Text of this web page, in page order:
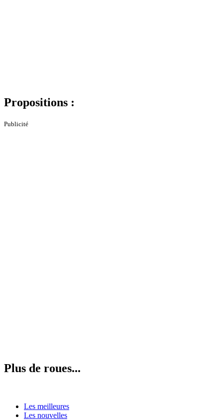
Propositions :
Publicité
Plus de roues...
Les meilleures
Les nouvelles